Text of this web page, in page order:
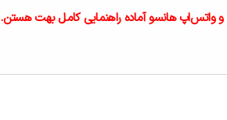
و واتس‌اپ هانسو آماده‌ راهنمایی کامل بهت هستن.